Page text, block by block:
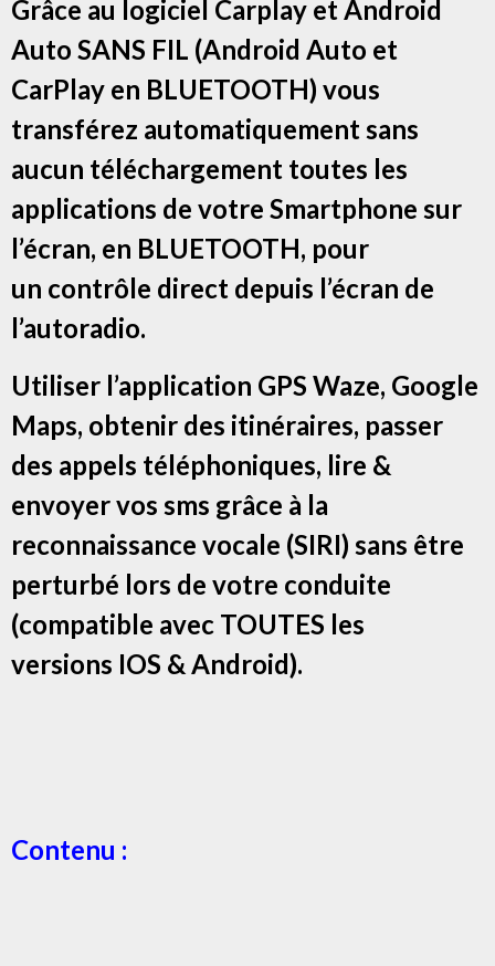
Grâce au logiciel Carplay et Android
Auto SANS FIL (Android Auto et
CarPlay en BLUETOOTH) vous
transférez automatiquement sans
aucun téléchargement toutes les
applications de votre Smartphone sur
l’écran, en BLUETOOTH, pour
un contrôle direct depuis l’écran de
l’autoradio.
Utiliser l’application GPS Waze, Google
Maps, obtenir des itinéraires, passer
des appels téléphoniques, lire &
envoyer vos sms grâce à la
reconnaissance vocale (SIRI) sans être
perturbé lors de votre conduite
(compatible avec TOUTES les
versions IOS & Android).
Contenu :